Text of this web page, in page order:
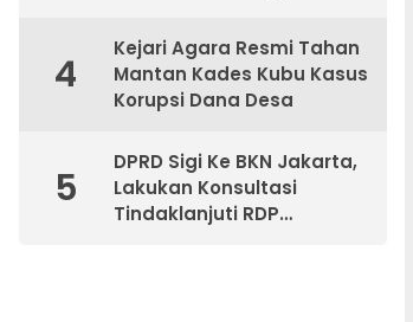
4
Kejari Agara Resmi Tahan
Mantan Kades Kubu Kasus
Korupsi Dana Desa
5
DPRD Sigi Ke BKN Jakarta,
Lakukan Konsultasi
Tindaklanjuti RDP